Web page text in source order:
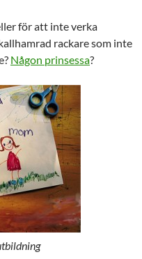
för att inte verka
rackare som inte
Någon prinsessa?